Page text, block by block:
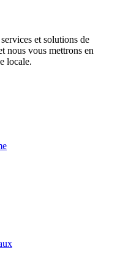
et solutions de
nous vous mettrons en
locale.